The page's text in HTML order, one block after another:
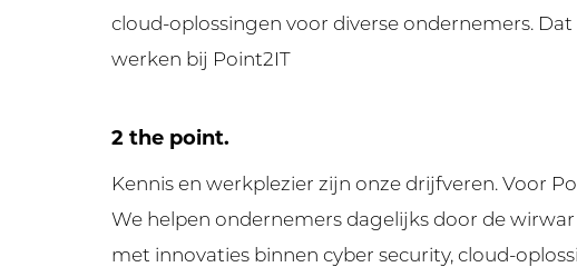
cloud-oplossingen voor diverse ondernemers.
werken bij Point2IT
2 the point.
Kennis en werkplezier zijn onze drijfveren. Voor
We helpen ondernemers dagelijks door de
met innovaties binnen cyber security, cloud-